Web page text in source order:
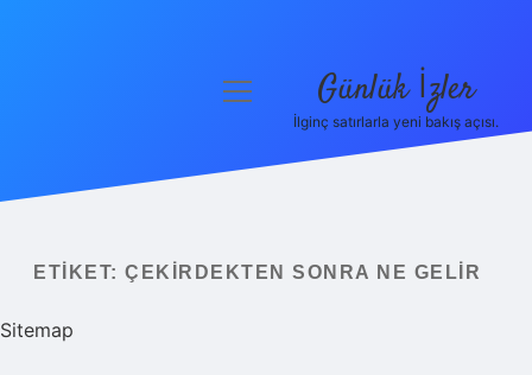
Yasal Uyarı
Hakkımızda
menüyü
Günlük İzler
İlginç satırlarla yeni bakış açısı.
ETIKET: ÇEKIRDEKTEN SONRA NE GELIR
Sitemap